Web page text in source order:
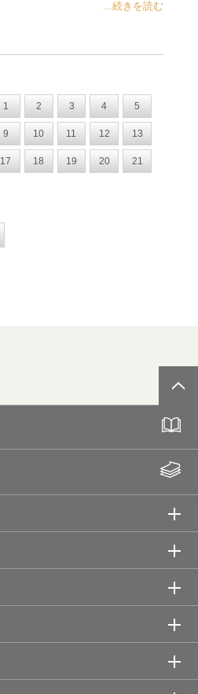
...続きを読む
1 2 3 4 5
9 10 11 12 13
17 18 19 20 21